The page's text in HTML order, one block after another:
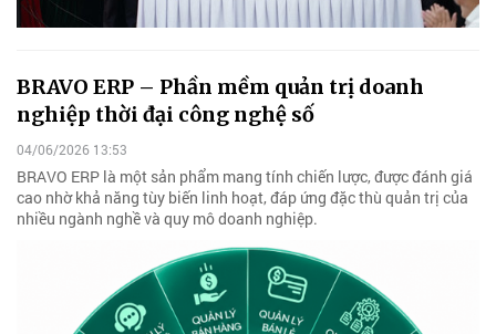
BRAVO ERP – Phần mềm quản trị doanh
nghiệp thời đại công nghệ số
04/06/2026 13:53
BRAVO ERP là một sản phẩm mang tính chiến lược, được đánh giá
cao nhờ khả năng tùy biến linh hoạt, đáp ứng đặc thù quản trị của
nhiều ngành nghề và quy mô doanh nghiệp.